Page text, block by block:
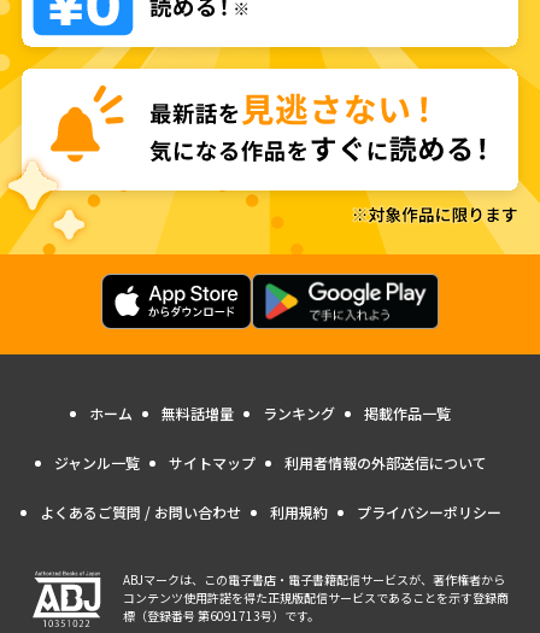
ホーム 無料話増量 ランキング 掲載作品一覧
ジャンル一覧 サイトマップ 利用者情報の外部送信について
よくあるご質問 / お問い合わせ 利用規約 プライバシーポリシー
ABJマークは、この電子書店・電子書籍配信サービスが、著作権者から
コンテンツ使用許諾を得た正規版配信サービスであることを示す登録商
標（登録番号 第6091713号）です。